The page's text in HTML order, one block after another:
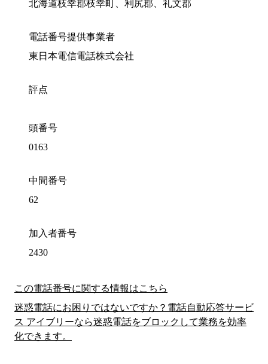
北海道枝幸郡枝幸町、利尻郡、礼文郡
電話番号提供事業者
東日本電信電話株式会社
評点
頭番号
0163
中間番号
62
加入者番号
2430
この電話番号に関する情報はこちら
迷惑電話にお困りではないですか？電話自動応答サービ
ス アイブリーなら迷惑電話をブロックして業務を効率
化できます。